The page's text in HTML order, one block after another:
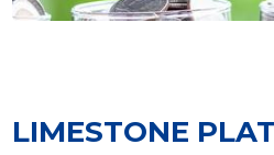
LIMESTONE